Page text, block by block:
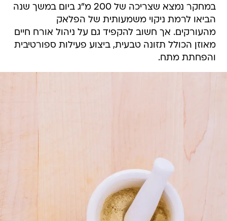
במחקר נמצא שצריכה של 200 מ"ג ביום במשך שנה
הביאו לרמת ניקוי משמעותית של הפלאק
מהעורקים. אך חשוב להקפיד גם על ניהול אורח חיים
מאוזן הכולל תזונה טבעית, ביצוע פעילות ספורטיבית
והפחתת מתח.